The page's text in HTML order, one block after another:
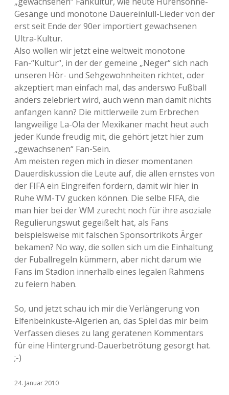
Gesänge und monotone Dauereinlull-Lieder von der
erst seit Ende der 90er importiert gewachsenen
Ultra-Kultur.
Also wollen wir jetzt eine weltweit monotone
Fan-“Kultur“, in der der gemeine „Neger“ sich nach
unseren Hör- und Sehgewohnheiten richtet, oder
akzeptiert man einfach mal, das anderswo Fußball
anders zelebriert wird, auch wenn man damit nichts
anfangen kann? Die mittlerweile zum Erbrechen
langweilige La-Ola der Mexikaner macht heut auch
jeder Kunde freudig mit, die gehört jetzt hier zum
„gewachsenen“ Fan-Sein.
Am meisten regen mich in dieser momentanen
Dauerdiskussion die Leute auf, die allen ernstes von
der FIFA ein Eingreifen fordern, damit wir hier in
Ruhe WM-TV gucken können. Die selbe FIFA, die
man hier bei der WM zurecht noch für ihre asoziale
Regulierungswut gegeißelt hat, als Fans
beispielsweise mit falschen Sponsortrikots Ärger
bekamen? No way, die sollen sich um die Einhaltung
der Fuballregeln kümmern, aber nicht darum wie
Fans im Stadion innerhalb eines legalen Rahmens
zu feiern haben.
So, und jetzt schau ich mir die Verlängerung von
Elfenbeinküste-Algerien an, das Spiel das mir beim
Verfassen dieses zu lang geratenen Kommentars
für eine Hintergrund-Dauerbetrötung gesorgt hat.
;-)
24. Januar 2010